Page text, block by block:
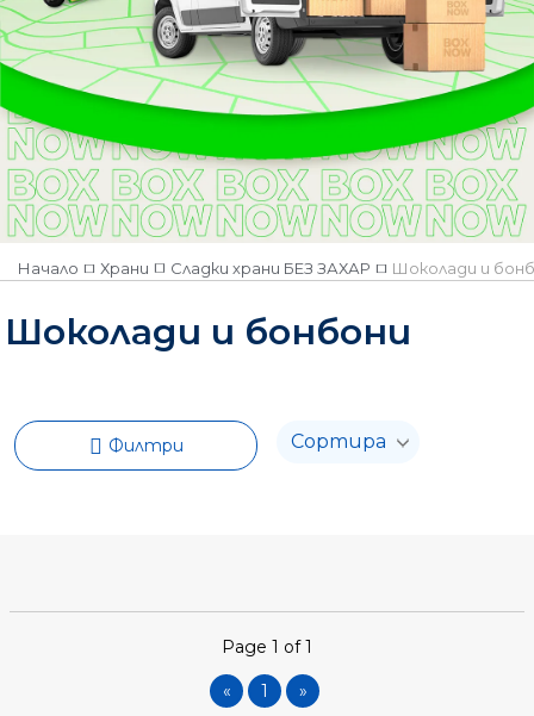
Начало Храни Сладки храни БЕЗ ЗАХАР Шоколади и
Шоколади и бонбони
Филтри
Page 1 of 1
« 1 »